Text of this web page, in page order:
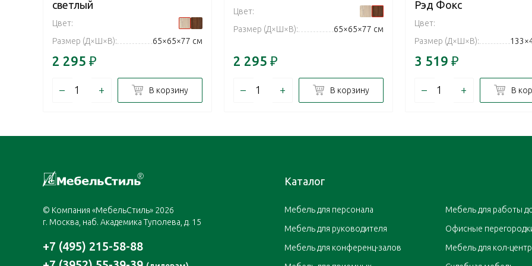
светлый
Цвет:
Размер (Д×Ш×В):
65×65×77 см
2 295 ₽
– + В корзину
Цвет:
Размер (Д×Ш×В):
65×65×77 см
2 295 ₽
– + В корзину
Рэд Фокс
Цвет:
Размер (Д×Ш×В):
3 519 ₽
– + В
© Компания «МебельСтиль» 2026
г. Москва, наб. Академика Туполева, д. 15
+7 (495) 215-58-88
Каталог
Мебель для персонала
Мебель для руководителя
Мебель для конференц-залов
Мебель для работы
Офисные
Мебель для кол-